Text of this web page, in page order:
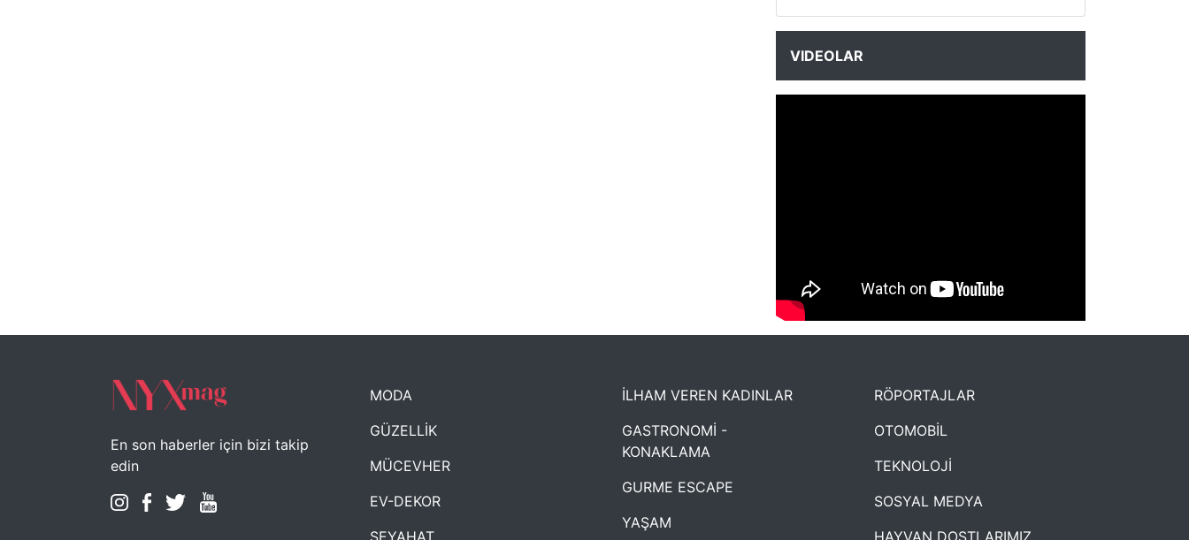
VIDEOLAR
NYXmag 2. Yaş Kutlama Etkinliği
En son haberler için bizi takip
edin
MODA
GÜZELLİK
MÜCEVHER
EV-DEKOR
SEYAHAT
İLHAM VEREN KADINLAR
GASTRONOMİ -
KONAKLAMA
GURME ESCAPE
YAŞAM
RÖPORTAJLAR
OTOMOBİL
TEKNOLOJİ
SOSYAL MEDYA
HAYVAN DOSTLARIMIZ